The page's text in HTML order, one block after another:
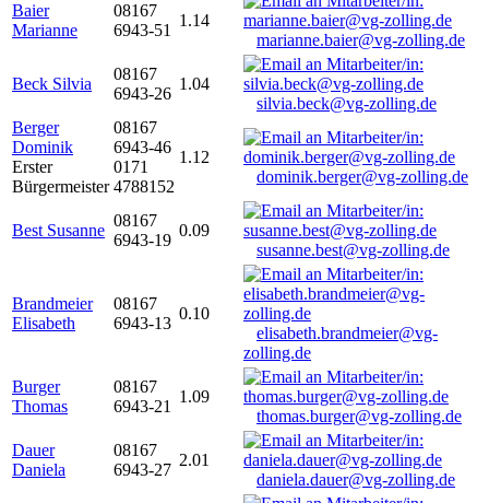
Baier
Marianne
08167
6943-51
1.14
marianne.baier@vg-zolling.de
Beck Silvia
08167
6943-26
1.04
silvia.beck@vg-zolling.de
Berger
Dominik
Erster
Bürgermeister
08167
6943-46
0171
4788152
1.12
dominik.berger@vg-zolling.de
Best Susanne
08167
6943-19
0.09
susanne.best@vg-zolling.de
Brandmeier
Elisabeth
08167
6943-13
0.10
elisabeth.brandmeier@vg-
zolling.de
Burger
Thomas
08167
6943-21
1.09
thomas.burger@vg-zolling.de
Dauer
Daniela
08167
6943-27
2.01
daniela.dauer@vg-zolling.de